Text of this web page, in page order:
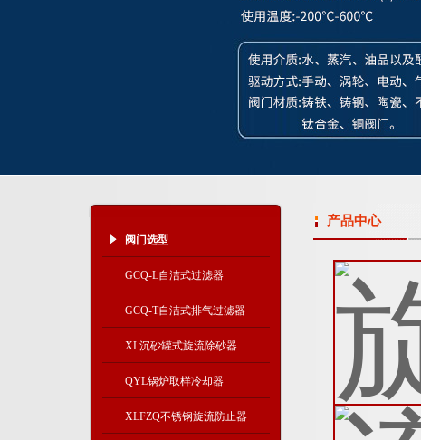
阀门选型
GCQ-L自洁式过滤器
GCQ-T自洁式排气过滤器
XL沉砂罐式旋流除砂器
QYL锅炉取样冷却器
XLFZQ不锈钢旋流防止器
产品中心